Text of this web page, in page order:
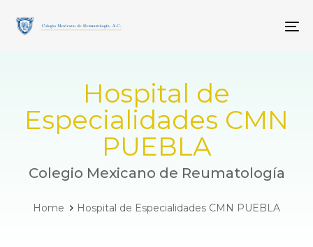
links
primary
Hospital de
Especialidades CMN
PUEBLA
Colegio Mexicano de Reumatología
Home Hospital de Especialidades CMN PUEBLA